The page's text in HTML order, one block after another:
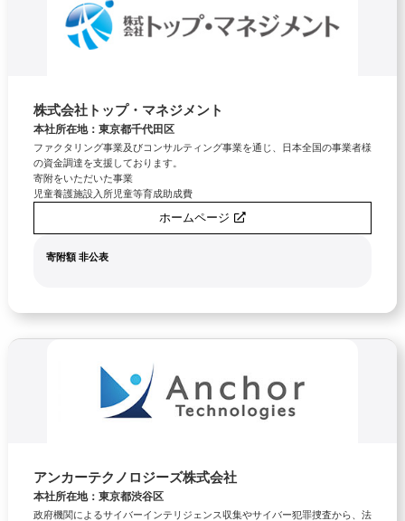
株式会社トップ・マネジメント
本社所在地：東京都千代田区
ファクタリング事業及びコンサルティング事業を通じ、日本全国の事業者様
の資金調達を支援しております。
寄附をいただいた事業
児童養護施設入所児童等育成助成費
ホームページ
寄附額 非公表
アンカーテクノロジーズ株式会社
本社所在地：東京都渋谷区
政府機関によるサイバーインテリジェンス収集やサイバー犯罪捜査から、法